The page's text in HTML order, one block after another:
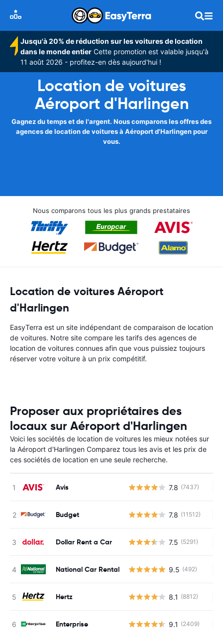
Jusqu'à 20% de réduction sur les voitures de location
dans le monde entier Cette promotion est valable jusqu'à
11 août 2026 - profitez-en dès aujourd'hui !
Location de voitures
Aéroport d'Harlingen
Gagnez du temps et de l'argent. Nous comparons les offres des
agences de location de voitures à Aéroport d'Harlingen pour
vous.
Nous comparons tous les plus grands prestataires
Location de voitures Aéroport
d'Harlingen
EasyTerra est un site indépendant de comparaison de location
de voitures. Notre site compare les tarifs des agences de
location de voitures connues afin que vous puissiez toujours
réserver votre voiture à un prix compétitif.
Proposer aux propriétaires des
locaux sur Aéroport d'Harlingen
Voici les sociétés de location de voitures les mieux notées sur
la Aéroport d'Harlingen Comparez tous les avis et les prix de
ces sociétés de location en une seule recherche.
Avis 7.8 (7437)
Budget 7.8 (11512)
Dollar Rent a Car 7.5 (5291)
National Car Rental 9.5 (492)
Hertz 8.1 (8812)
Enterprise 9.1 (2409)